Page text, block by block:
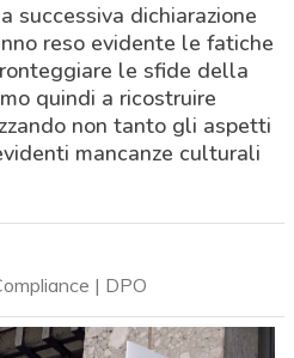
successiva dichiarazione
reso evidente le fatiche
le sfide della
quindi a ricostruire
non tanto gli aspetti
mancanze culturali
| DPO